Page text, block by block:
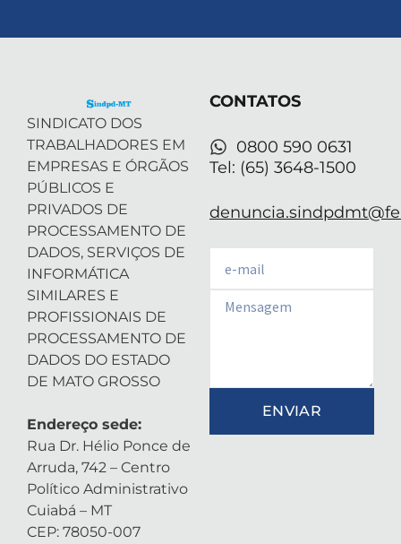
SINDICATO DOS
TRABALHADORES EM
EMPRESAS E ÓRGÃOS
PÚBLICOS E
PRIVADOS DE
PROCESSAMENTO DE
DADOS, SERVIÇOS DE
INFORMÁTICA
SIMILARES E
PROFISSIONAIS DE
PROCESSAMENTO DE
DADOS DO ESTADO
DE MATO GROSSO
Endereço sede:
Rua Dr. Hélio Ponce de
Arruda, 742 – Centro
Político Administrativo
Cuiabá – MT
CEP: 78050-007
CONTATOS
0800 590 0631
Tel: (65) 3648-1500
Email
ENVIAR